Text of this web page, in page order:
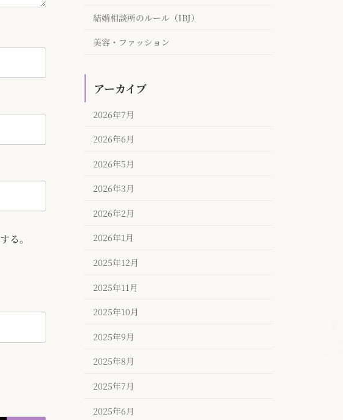
る。
結婚相談所のルール（IBJ）
美容・ファッション
アーカイブ
2026年7月
2026年6月
2026年5月
2026年3月
2026年2月
2026年1月
2025年12月
2025年11月
2025年10月
2025年9月
2025年8月
2025年7月
2025年6月